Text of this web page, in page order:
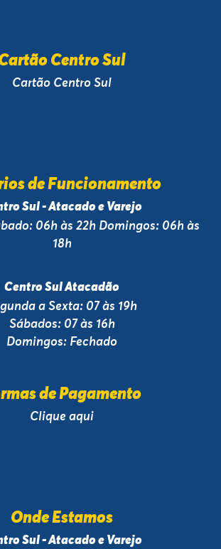
Centro Sul
Cartão Centro Sul
de Funcionamento
Sul - Atacado e Varejo
06h às 22h Domingos: 06h às
18h
Centro Sul Atacadão
a Sexta: 07 às 19h
Sábados: 07 às 16h
Domingos: Fechado
de Pagamento
Clique aqui
Onde Estamos
Sul - Atacado e Varejo